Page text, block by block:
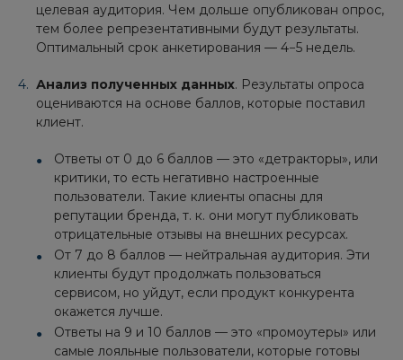
целевая аудитория. Чем дольше опубликован опрос,
тем более репрезентативными будут результаты.
Оптимальный срок анкетирования — 4−5 недель.
Анализ полученных данных. Результаты опроса
оцениваются на основе баллов, которые поставил
клиент.
Ответы от 0 до 6 баллов — это «детракторы», или
критики, то есть негативно настроенные
пользователи. Такие клиенты опасны для
репутации бренда, т. к. они могут публиковать
отрицательные отзывы на внешних ресурсах.
От 7 до 8 баллов — нейтральная аудитория. Эти
клиенты будут продолжать пользоваться
сервисом, но уйдут, если продукт конкурента
окажется лучше.
Ответы на 9 и 10 баллов — это «промоутеры» или
самые лояльные пользователи, которые готовы